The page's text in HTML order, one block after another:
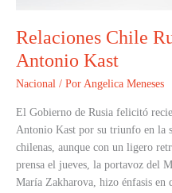
Relaciones Chile
Antonio Kast
Nacional / Por Angelica Meneses
El Gobierno de Rusia felicitó
Antonio Kast por su triunfo en la
chilenas, aunque con un ligero
prensa el jueves, la portavoz del
María Zakharova, hizo énfasis en